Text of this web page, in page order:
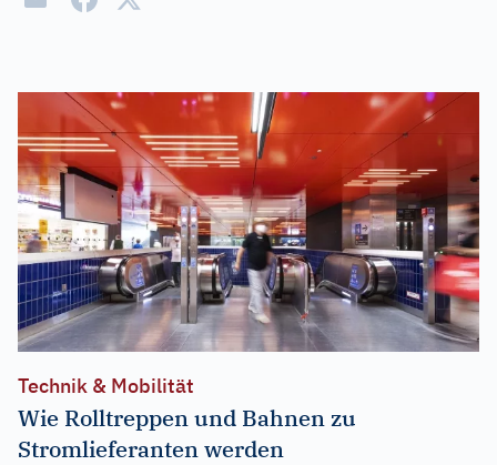
Technik & Mobilität
Wie Rolltreppen und Bahnen zu
Stromlieferanten werden